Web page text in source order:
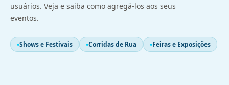
usuários. Veja e saiba como agregá-los aos seus
eventos.
Shows e Festivais Corridas de Rua Feiras e Exposições